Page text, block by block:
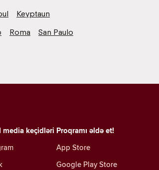
Keyptaun
Roma
San Paulo
media keçidləri Proqramı əldə et!
App Store
Google Play Store